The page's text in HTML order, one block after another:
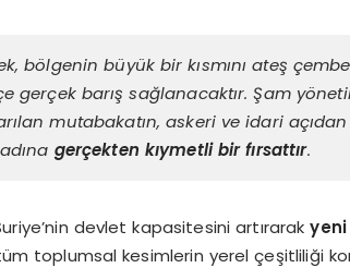
bölgenin büyük bir kısmını ateş
gerçek barış sağlanacaktır. Şam
mutabakatın, askeri ve idari
gerçekten kıymetli bir fırsattır.
devlet kapasitesini artırarak
toplumsal kesimlerin yerel çeşitliliği